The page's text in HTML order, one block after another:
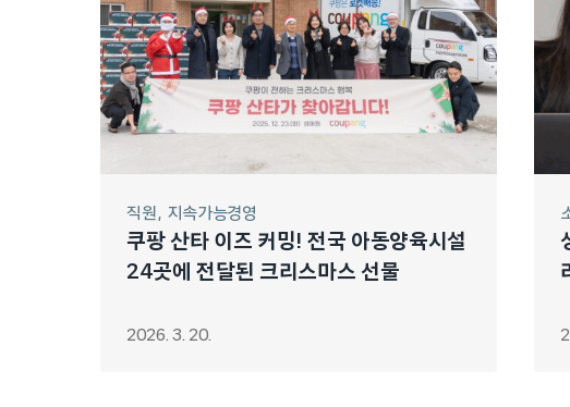
직원 지속가능경영
쿠팡 산타 이즈 커밍! 전국 아동양육시설
24곳에 전달된 크리스마스 선물
2026. 3. 20.